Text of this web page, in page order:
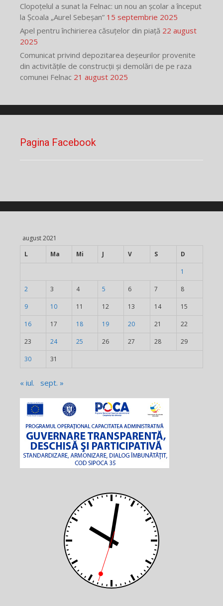
Clopoțelul a sunat la Felnac: un nou an școlar a început
la Școala „Aurel Sebeșan” 15 septembrie 2025
Apel pentru închirierea căsuțelor din piață 22 august
2025
Comunicat privind depozitarea deșeurilor provenite
din activitățile de construcții și demolări de pe raza
comunei Felnac 21 august 2025
Pagina Facebook
august 2021
L
Ma Mi J V S D
1
2 3 4 5 6 7 8
9 10 11 12 13 14 15
16 17 18 19 20 21 22
23 24 25 26 27 28 29
30 31
« iul. sept. »